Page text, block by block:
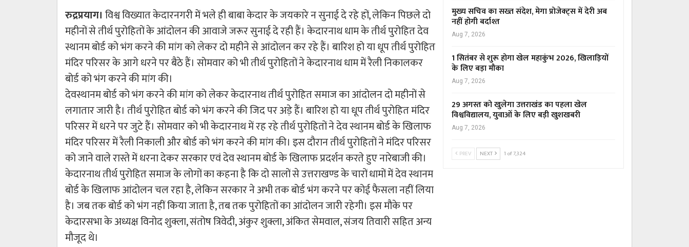
रुद्रप्रयाग। विश्व विख्यात केदारनगरी में भले ही बाबा केदार के जयकारे न सुनाई दे रहे हों, लेकिन पिछले दो
महीनों से तीर्थ पुरोहितों के आंदोलन की आवाजे जरूर सुनाई दे रही हैं। केदारनाथ धाम के तीर्थ पुरोहित देव
स्थानम बोर्ड को भंग करने की मांग को लेकर दो महीने से आंदोलन कर रहे हैं। बारिश हो या धूप तीर्थ पुरोहित
मंदिर परिसर के आगे धरने पर बैठे हैं। सोमवार को भी तीर्थ पुरोहितों ने केदारनाथ धाम में रैली निकालकर
बोर्ड को भंग करने की मांग की।
देवस्थानम बोर्ड को भंग करने की मांग को लेकर केदारनाथ तीर्थ पुरोहित समाज का आंदोलन दो महीनों से
लगातार जारी है। तीर्थ पुरोहित बोर्ड को भंग करने की जिद पर अड़े हैं। बारिश हो या धूप तीर्थ पुरोहित मंदिर
परिसर में धरने पर जुटे हैं। सोमवार को भी केदारनाथ में रह रहे तीर्थ पुरोहितों ने देव स्थानम बोर्ड के खिलाफ
मंदिर परिसर में रैली निकाली और बोर्ड को भंग करने की मांग की। इस दौरान तीर्थ पुरोहितों ने मंदिर परिसर
को जाने वाले रास्ते में धरना देकर सरकार एवं देव स्थानम बोर्ड के खिलाफ प्रदर्शन करते हुए नारेबाजी की।
केदारनाथ तीर्थ पुरोहित समाज के लोगों का कहना है कि दो सालों से उत्तराखण्ड के चारों धामों में देव स्थानम
बोर्ड के खिलाफ आंदोलन चल रहा है, लेकिन सरकार ने अभी तक बोर्ड भंग करने पर कोई फैसला नहीं लिया
है। जब तक बोर्ड को भंग नहीं किया जाता है, तब तक पुरोहितों का आंदोलन जारी रहेगी। इस मौके पर
केदारसभा के अध्यक्ष विनोद शुक्ला, संतोष त्रिवेदी, अंकुर शुक्ला, अंकित सेमवाल, संजय तिवारी सहित अन्य
मौजूद थे।
मुख्य सचिव का सख्त संदेश, मेगा प्रोजेक्ट्स में देरी अब
नहीं होगी बर्दाश्त
Aug 7, 2026
1 सितंबर से शुरू होगा खेल महाकुंभ 2026, खिलाड़ियों
के लिए बड़ा मौका
Aug 7, 2026
29 अगस्त को खुलेगा उत्तराखंड का पहला खेल
विश्वविद्यालय, युवाओं के लिए बड़ी खुशखबरी
Aug 7, 2026
PREV NEXT 1 of 7,324